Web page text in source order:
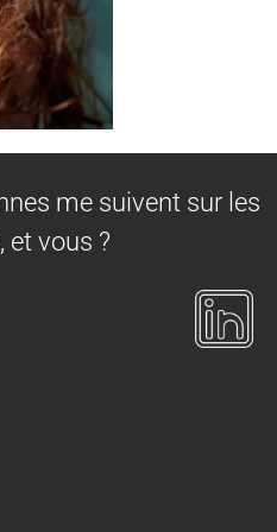
me suivent sur les
et vous ?